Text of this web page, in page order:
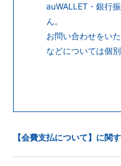
auWALLET・銀行
ん。
お問い合わせをい
などについては個
【会費支払について】に関